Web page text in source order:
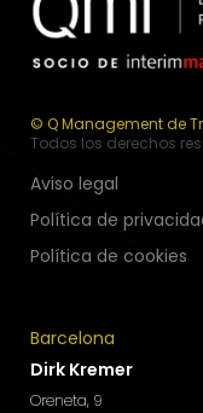
© Q Management de
Todos los derechos
Aviso legal
Política de
Política de cookies
Barcelona
Dirk Kremer
Oreneta, 9